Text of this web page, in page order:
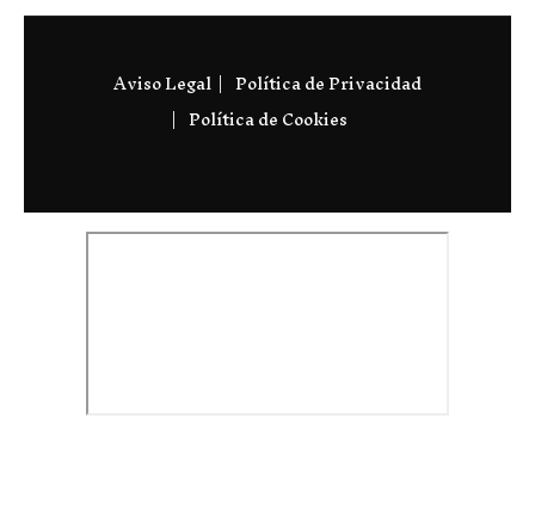
Aviso Legal
Política de Privacidad
Política de Cookies